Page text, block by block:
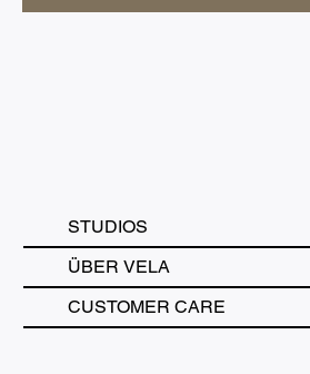
STUDIOS
ÜBER VELA
CUSTOMER CARE